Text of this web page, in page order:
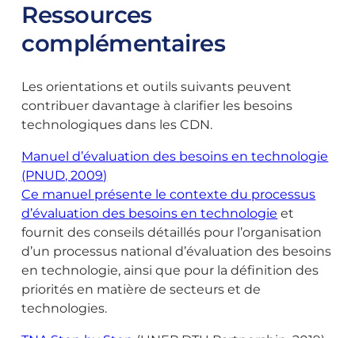
Ressources
complémentaires
Les orientations et outils suivants peuvent
contribuer davantage à clarifier les besoins
technologiques dans les CDN.
Manuel d’évaluation des besoins en technologie
(PNUD, 2009)
Ce manuel présente le contexte du processus
d’évaluation des besoins en technologie et
fournit des conseils détaillés pour l’organisation
d’un processus national d’évaluation des besoins
en technologie, ainsi que pour la définition des
priorités en matière de secteurs et de
technologies.